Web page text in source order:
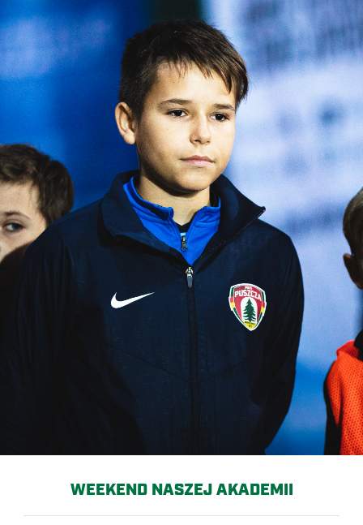
WEEKEND NASZEJ AKADEMII